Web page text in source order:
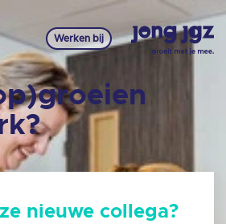
nieuwe collega?
Werken bij